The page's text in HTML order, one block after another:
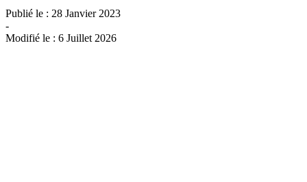
Publié le : 28 Janvier 2023
-
Modifié le : 6 Juillet 2026